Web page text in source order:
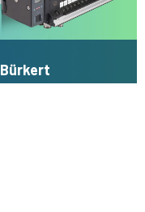
Bürkert